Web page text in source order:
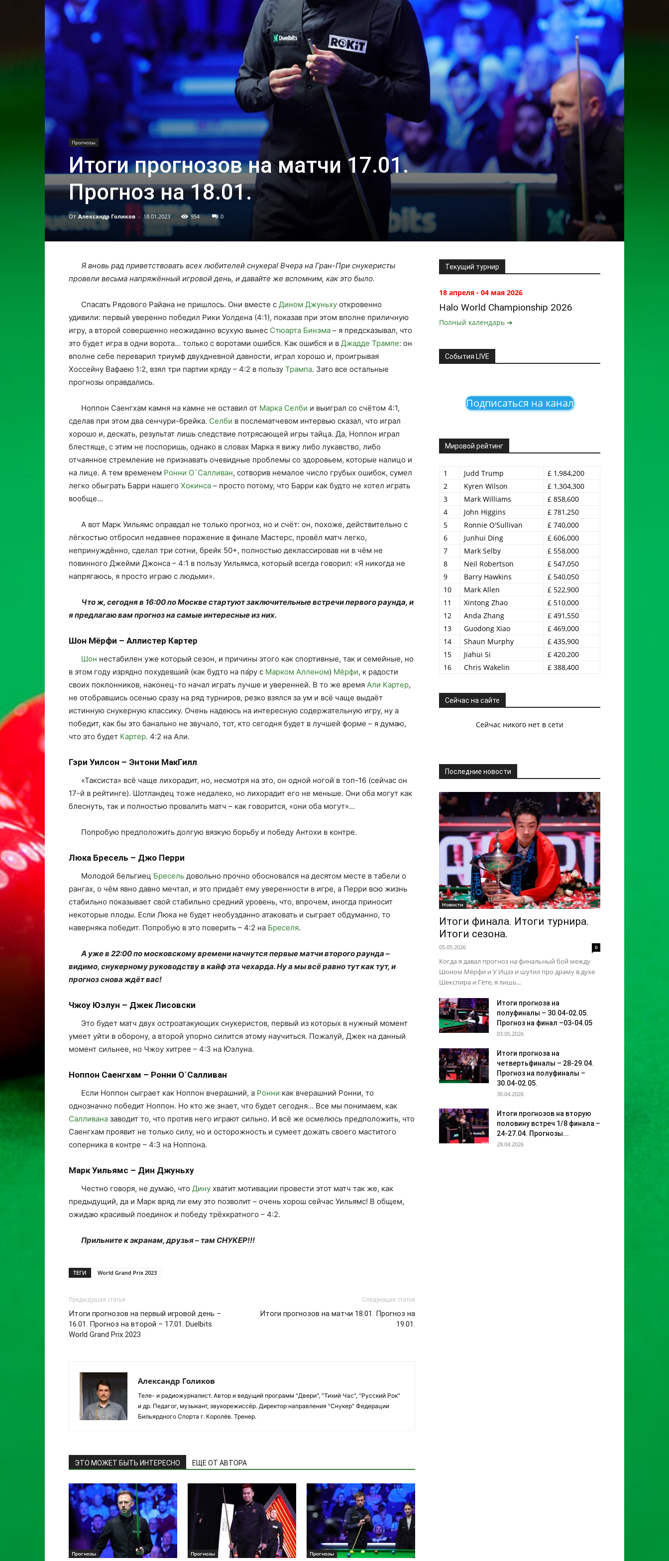
Прогнозы
Итоги прогнозов на матчи 17.01.
Прогноз на 18.01.
От Александр Голиков - 18.01.2023 954 0
Я вновь рад приветствовать всех любителей снукера! Вчера на Гран-При снукеристы
провели весьма напряжённый игровой день, и давайте же вспомним, как это было.
Спасать Рядового Райана не пришлось. Они вместе с Дином Джуньху откровенно
удивили: первый уверенно победил Рики Уолдена (4:1), показав при этом вполне приличную
игру, а второй совершенно неожиданно всухую вынес Стюарта Бинэма – я предсказывал, что
это будет игра в одни ворота… только с воротами ошибся. Как ошибся и в Джадде Трампе: он
вполне себе переварил триумф двухдневной давности, играл хорошо и, проигрывая
Хоссейну Вафаею 1:2, взял три партии кряду – 4:2 в пользу Трампа. Зато все остальные
прогнозы оправдались.
Ноппон Саенгхам камня на камне не оставил от Марка Селби и выиграл со счётом 4:1,
сделав при этом два сенчури-брейка. Селби в послематчевом интервью сказал, что играл
хорошо и, дескать, результат лишь следствие потрясающей игры тайца. Да, Ноппон играл
блестяще, с этим не поспоришь, однако в словах Марка я вижу либо лукавство, либо
отчаянное стремление не признавать очевидные проблемы со здоровьем, которые налицо и
на лице. А тем временем Ронни О`Салливан, сотворив немалое число грубых ошибок, сумел
легко обыграть Барри нашего Хокинса – просто потому, что Барри как будто не хотел играть
вообще…
А вот Марк Уильямс оправдал не только прогноз, но и счёт: он, похоже, действительно с
лёгкостью отбросил недавнее поражение в финале Мастерс, провёл матч легко,
непринуждённо, сделал три сотни, брейк 50+, полностью деклассировав ни в чём не
повинного Джейми Джонса – 4:1 в пользу Уильямса, который всегда говорил: «Я никогда не
напрягаюсь, я просто играю с людьми».
Что ж, сегодня в 16:00 по Москве стартуют заключительные встречи первого раунда, и
я предлагаю вам прогноз на самые интересные из них.
Шон Мёрфи – Аллистер Картер
Шон нестабилен уже который сезон, и причины этого как спортивные, так и семейные, но
в этом году изрядно похудевший (как будто на па́ру с Марком Алленом) Мёрфи, к радости
своих поклонников, наконец-то начал играть лучше и уверенней. В то же время Али Картер,
не отобравшись осенью сразу на ряд турниров, резко взялся за ум и всё чаще выдаёт
истинную снукерную классику. Очень надеюсь на интересную содержательную игру, ну а
победит, как бы это банально не звучало, тот, кто сегодня будет в лучшей форме – я думаю,
что это будет Картер. 4:2 на Али.
Гэри Уилсон – Энтони МакГилл
«Таксиста» всё чаще лихорадит, но, несмотря на это, он одной ногой в топ-16 (сейчас он
17-й в рейтинге). Шотландец тоже недалеко, но лихорадит его не меньше. Они оба могут как
блеснуть, так и полностью провалить матч – как говорится, «они оба могут»…
Попробую предположить долгую вязкую борьбу и победу Антохи в контре.
Люка Бресель – Джо Перри
Молодой бельгиец Бресель довольно прочно обосновался на десятом месте в табели о
рангах, о чём явно давно мечтал, и это придаёт ему уверенности в игре, а Перри всю жизнь
стабильно показывает свой стабильно средний уровень, что, впрочем, иногда приносит
некоторые плоды. Если Люка не будет необузданно атаковать и сыграет обдуманно, то
наверняка победит. Попробую в это поверить – 4:2 на Бреселя.
А уже в 22:00 по московскому времени начнутся первые матчи второго раунда –
видимо, снукерному руководству в кайф эта чехарда. Ну а мы всё равно тут как тут, и
прогноз снова ждёт вас!
Чжоу Юэлун – Джек Лисовски
Это будет матч двух остроатакующих снукеристов, первый из которых в нужный момент
умеет уйти в оборону, а второй упорно силится этому научиться. Пожалуй, Джек на данный
момент сильнее, но Чжоу хитрее – 4:3 на Юэлуна.
Ноппон Саенгхам – Ронни О`Салливан
Если Ноппон сыграет как Ноппон вчерашний, а Ронни как вчерашний Ронни, то
однозначно победит Ноппон. Но кто же знает, что будет сегодня… Все мы понимаем, как
Салливана заводит то, что против него играют сильно. И всё же осмелюсь предположить, что
Саенгхам проявит не только силу, но и осторожность и сумеет дожать своего маститого
соперника в контре – 4:3 на Ноппона.
Марк Уильямс – Дин Джуньху
Честно говоря, не думаю, что Дину хватит мотивации провести этот матч так же, как
предыдущий, да и Марк вряд ли ему это позволит – очень хорош сейчас Уильямс! В общем,
ожидаю красивый поединок и победу трёхкратного – 4:2.
Прильните к экранам, друзья – там СНУКЕР!!!
ТЕГИ World Grand Prix 2023
Предыдущая статья
Итоги прогнозов на первый игровой день –
16.01. Прогноз на второй – 17.01. Duelbits
World Grand Prix 2023
Следующая статья
Итоги прогнозов на матчи 18.01. Прогноз на
19.01.
Александр Голиков
Теле- и радиожурналист. Автор и ведущий программ "Двери", "Тихий Час", "Русский Рок"
и др. Педагог, музыкант, звукорежиссёр. Директор направления "Снукер" Федерации
Бильярдного Спорта г. Королёв. Тренер.
ЭТО МОЖЕТ БЫТЬ ИНТЕРЕСНО ЕЩЕ ОТ АВТОРА
Прогнозы Прогнозы Прогнозы
Текущий турнир
18 апреля - 04 мая 2026
Halo World Championship 2026
Полный календарь ➔
События LIVE
Подписаться на канал
Мировой рейтинг
1 Judd Trump
£ 1,984,200
2
Kyren Wilson
£ 1,304,300
3
Mark Williams
£ 858,600
4
John Higgins
£ 781,250
5
Ronnie O'Sullivan
£ 740,000
6
Junhui Ding
£ 606,000
7
Mark Selby
£ 558,000
8
Neil Robertson
£ 547,050
9
Barry Hawkins
£ 540,050
10
Mark Allen
£ 522,900
11
Xintong Zhao
£ 510,000
12
Anda Zhang
£ 491,550
13
Guodong Xiao
£ 469,000
14
Shaun Murphy
£ 435,900
15
Jiahui Si
£ 420,200
16
Chris Wakelin £ 388,400
Сейчас на сайте
Сейчас никого нет в сети
Последние новости
Новости
Итоги финала. Итоги турнира.
Итоги сезона.
05.05.2026 0
Когда я давал прогноз на финальный бой между
Шоном Мёрфи и У Ицзэ и шутил про драму в духе
Шекспира и Гёте, я лишь...
Итоги прогноза на
полуфиналы – 30.04-02.05.
Прогноз на финал –03-04.05
03.05.2026
Итоги прогноза на
четвертьфиналы – 28-29.04.
Прогноз на полуфиналы –
30.04-02.05.
30.04.2026
Итоги прогнозов на вторую
половину встреч 1/8 финала –
24-27.04. Прогнозы...
28.04.2026